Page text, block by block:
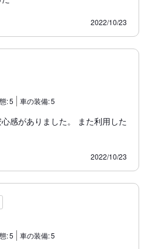
2022/10/23
:5 車の装備:5
感がありました。 また利用した
2022/10/23
:5 車の装備:5